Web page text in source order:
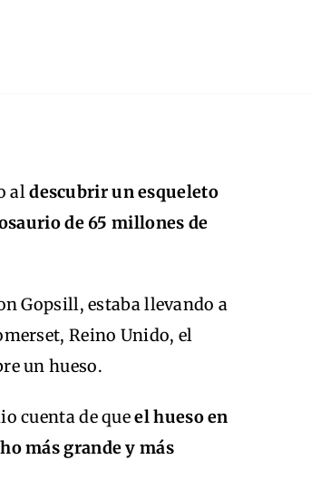
aldescubrir un esqueleto
de 65 millones de
Gopsill, estaba llevando a
Reino Unido, el
un hueso.
cuenta de queel hueso en
más grande y más